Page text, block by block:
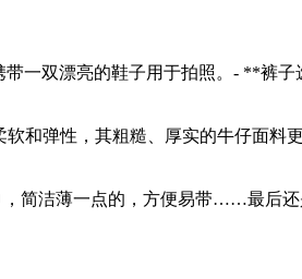
一双漂亮的鞋子用于拍照。- **裤
和弹性，其粗糙、厚实的牛仔面料
简洁薄一点的，方便易带……最后